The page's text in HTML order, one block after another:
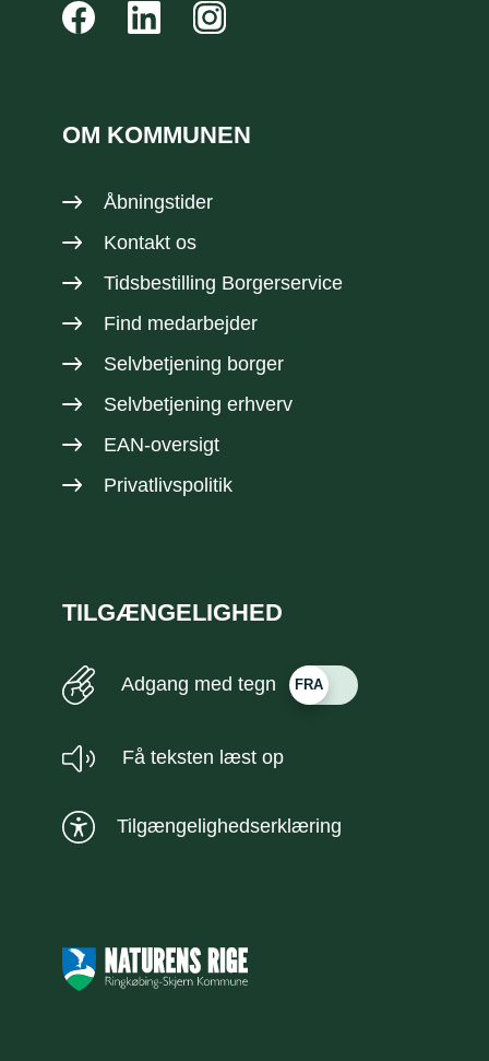
OM KOMMUNEN
Åbningstider
Kontakt os
Tidsbestilling Borgerservice
Find medarbejder
Selvbetjening borger
Selvbetjening erhverv
EAN-oversigt
Privatlivspolitik
TILGÆNGELIGHED
Adgang med tegn
Få teksten læst op
Tilgængelighedserklæring